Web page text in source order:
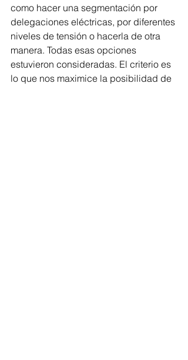
como hacer una segmentación por
delegaciones eléctricas, por diferentes
niveles de tensión o hacerla de otra
manera. Todas esas opciones
estuvieron consideradas. El criterio es
lo que nos maximice la posibilidad de